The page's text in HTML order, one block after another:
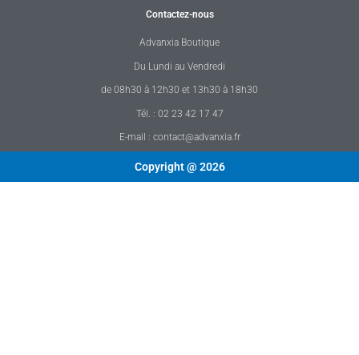
Contactez-nous
Advanxia Boutique
Du Lundi au Vendredi
de 08h30 à 12h30 et 13h30 à 18h30
Tél. : 02 23 42 17 47
E-mail : contact@advanxia.fr
Copyright @ 2026